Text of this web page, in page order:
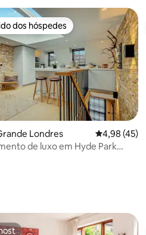
dos hóspedes
dos hóspedes
Londres 4,98 de
4,98 (45)
de luxo em Hyde Park